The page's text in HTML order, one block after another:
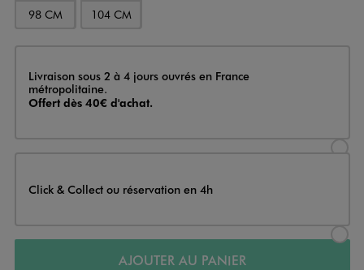
98 CM 104 CM
Livraison
Livraison sous 2 à 4 jours ouvrés en France
métropolitaine.
Offert dès 40€ d'achat.
Click & Collect ou réservation en 4h
AJOUTER AU PANIER